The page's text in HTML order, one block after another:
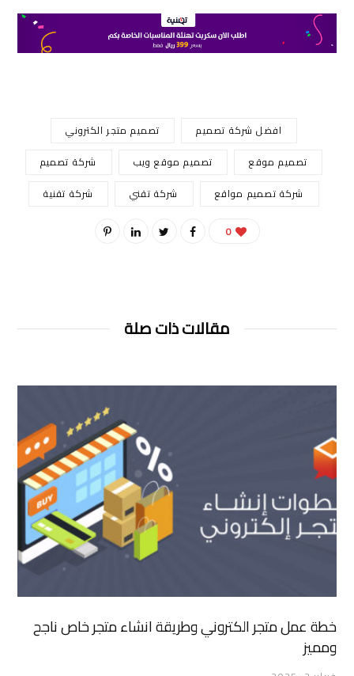
افضل شركة تصميم
تصميم متجر الكتروني
تصميم موقع
تصميم موقع ويب
شركة تصميم
شركة تصميم مواقع
شركة تقني شركة تقنية
0
مقالات ذات صلة
خطة عمل متجر الكتروني وطريقة انشاء متجر خاص ناجح
ومميز